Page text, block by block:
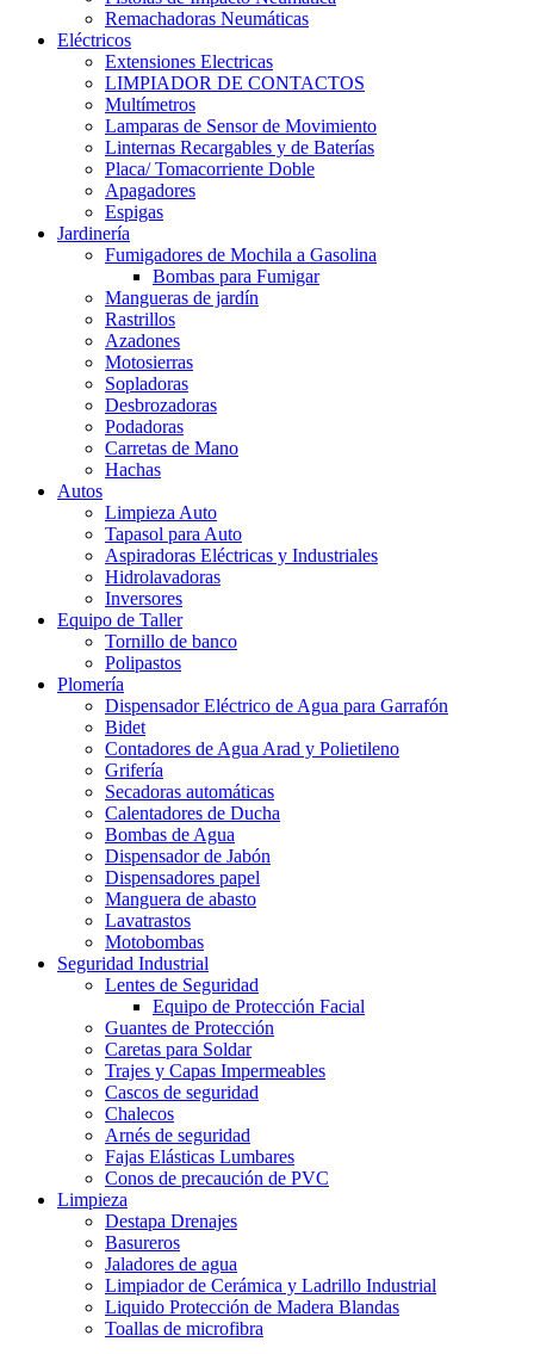
Remachadoras Neumáticas
Eléctricos
Extensiones Electricas
LIMPIADOR DE CONTACTOS
Multímetros
Lamparas de Sensor de Movimiento
Linternas Recargables y de Baterías
Placa/ Tomacorriente Doble
Apagadores
Espigas
Jardinería
Fumigadores de Mochila a Gasolina
Bombas para Fumigar
Mangueras de jardín
Rastrillos
Azadones
Motosierras
Sopladoras
Desbrozadoras
Podadoras
Carretas de Mano
Hachas
Autos
Limpieza Auto
Tapasol para Auto
Aspiradoras Eléctricas y Industriales
Hidrolavadoras
Inversores
Equipo de Taller
Tornillo de banco
Polipastos
Plomería
Dispensador Eléctrico de Agua para Garrafón
Bidet
Contadores de Agua Arad y Polietileno
Grifería
Secadoras automáticas
Calentadores de Ducha
Bombas de Agua
Dispensador de Jabón
Dispensadores papel
Manguera de abasto
Lavatrastos
Motobombas
Seguridad Industrial
Lentes de Seguridad
Equipo de Protección Facial
Guantes de Protección
Caretas para Soldar
Trajes y Capas Impermeables
Cascos de seguridad
Chalecos
Arnés de seguridad
Fajas Elásticas Lumbares
Conos de precaución de PVC
Limpieza
Destapa Drenajes
Basureros
Jaladores de agua
Limpiador de Cerámica y Ladrillo Industrial
Liquido Protección de Madera Blandas
Toallas de microfibra